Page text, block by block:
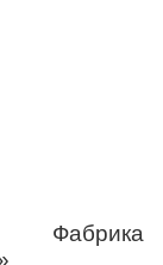
Фабрика